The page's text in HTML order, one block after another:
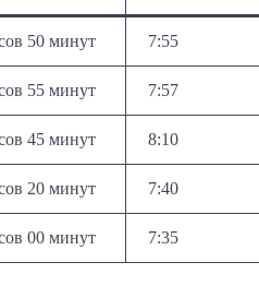
50 минут 7:55
55 минут 7:57
45 минут 8:10
20 минут 7:40
00 минут 7:35